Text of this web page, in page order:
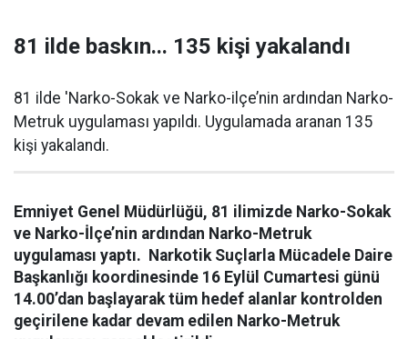
81 ilde baskın... 135 kişi yakalandı
81 ilde 'Narko-Sokak ve Narko-ilçe’nin ardından Narko-
Metruk uygulaması yapıldı. Uygulamada aranan 135
kişi yakalandı.
Emniyet Genel Müdürlüğü, 81 ilimizde Narko-Sokak
ve Narko-İlçe’nin ardından Narko-Metruk
uygulaması yaptı. Narkotik Suçlarla Mücadele Daire
Başkanlığı koordinesinde 16 Eylül Cumartesi günü
14.00’dan başlayarak tüm hedef alanlar kontrolden
geçirilene kadar devam edilen Narko-Metruk